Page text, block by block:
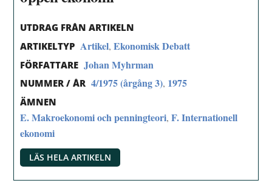
UTDRAG FRÅN ARTIKELN
ARTIKELTYP Artikel,Ekonomisk Debatt
FÖRFATTARE Johan Myhrman
NUMMER / ÅR 4/1975 (årgång 3), 1975
ÄMNEN
E. Makroekonomi och penningteori,F. Internationell
ekonomi
LÄS HELA ARTIKELN